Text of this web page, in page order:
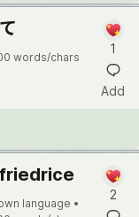
words/chars
1
Add
friedrice
language •
2